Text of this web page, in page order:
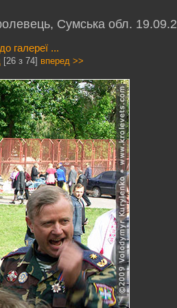
Сумська обл.
галереї ...
[26 з 74] вперед >>